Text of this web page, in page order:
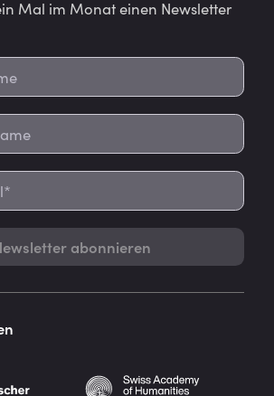
Mal im Monat einen Newsletter
abonnieren